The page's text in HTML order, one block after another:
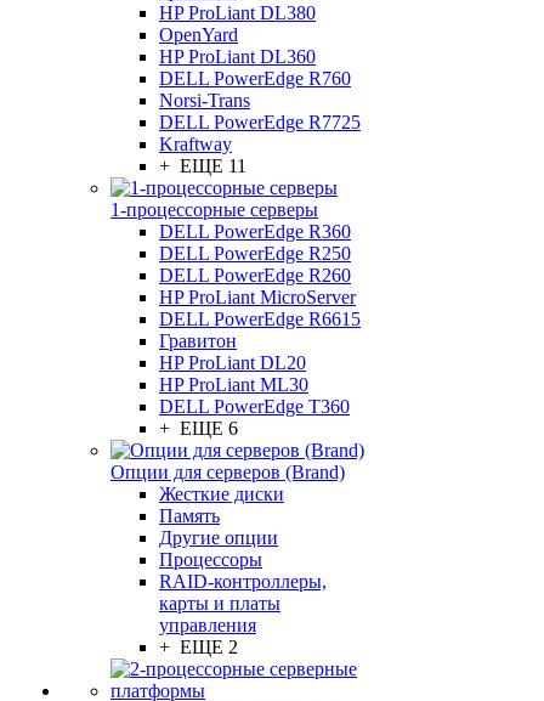
HP ProLiant DL380
OpenYard
HP ProLiant DL360
DELL PowerEdge R760
Norsi-Trans
DELL PowerEdge R7725
Kraftway
+ ЕЩЕ 11
1-процессорные серверы
DELL PowerEdge R360
DELL PowerEdge R250
DELL PowerEdge R260
HP ProLiant MicroServer
DELL PowerEdge R6615
Гравитон
HP ProLiant DL20
HP ProLiant ML30
DELL PowerEdge T360
+ ЕЩЕ 6
Опции для серверов (Brand)
Жесткие диски
Память
Другие опции
Процессоры
RAID-контроллеры,
карты и платы
управления
+ ЕЩЕ 2